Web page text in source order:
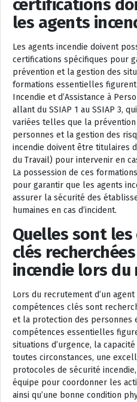
certifications
les agents
Les agents incendie doivent
certifications spécifiques pour
prévention et la gestion des
formations essentielles figurent
Incendie et d’Assistance à
allant du SSIAP 1 au SSIAP 3,
variées telles que la
personnes et la gestion des
incendie doivent être titulaires
du Travail) pour intervenir en
La possession de ces
pour garantir que les agents
assurer la sécurité des
humaines en cas d’incident.
Quelles sont les
clés
incendie lors du
Lors du recrutement d’un
compétences clés sont
et la protection des personnes
compétences essentielles
situations d’urgence, la
toutes circonstances, une
protocoles de sécurité
équipe pour coordonner les
ainsi qu’une bonne condition